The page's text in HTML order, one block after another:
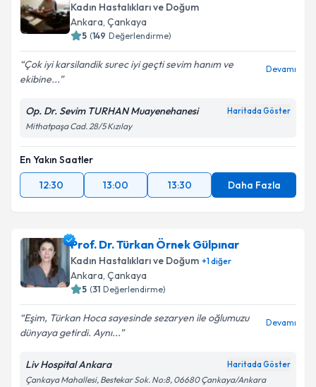
E-posta Adresiniz
kapsamda işlenmesini kabul ediyorum.
Kadın Hastalıkları ve Doğum
Ankara, Çankaya
5 (149 Değerlendirme)
Çok iyi karsilandik surec iyi geçti sevim hanım ve
ekibine...
Devamı
Op. Dr. Sevim TURHAN Muayenehanesi Haritada Göster
Mithatpaşa Cad. 28/5 Kızılay
En Yakın Saatler
12:30
13:00 13:30 Daha Fazla
Prof. Dr. Türkan Örnek Gülpınar
Kadın Hastalıkları ve Doğum +1diğer
Ankara, Çankaya
5 (31 Değerlendirme)
Eşim, Türkan Hoca sayesinde sezaryen ile oğlumuzu
dünyaya getirdi. Aynı...
Devamı
Liv Hospital Ankara Haritada Göster
Çankaya Mahallesi, Bestekar Sok. No:8, 06680 Çankaya/Ankara